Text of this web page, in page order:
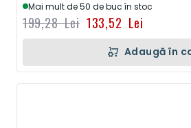
Mai mult de 50 de buc în stoc
133,52 Lei
199,28 Lei
Adaugă în